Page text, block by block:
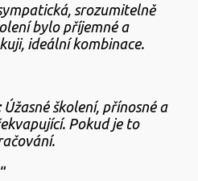
srozumitelně
bylo příjemné a
ideální kombinace.
školení, přínosné a
Pokud je to
“